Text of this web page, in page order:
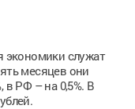
служат
месяцев они
в РФ – на 0,5%. В